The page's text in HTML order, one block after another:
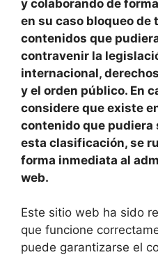
y colaborando de
en su caso bloqueo de
contenidos que
contravenir la
internacional,
y el orden público. En
considere que existe
contenido que pudiera
esta clasificación, se
forma inmediata al
web.
Este sitio web ha sido
que funcione
puede garantizarse el